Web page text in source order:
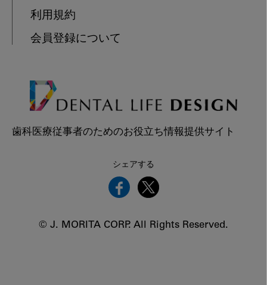
利用規約
会員登録について
歯科医療従事者のためのお役立ち情報提供サイト
シェアする
© J. MORITA CORP. All Rights Reserved.